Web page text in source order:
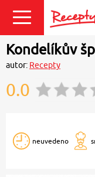
Přihlásit se
Kondelíkův
autor: Recepty
0.0
neuvedeno